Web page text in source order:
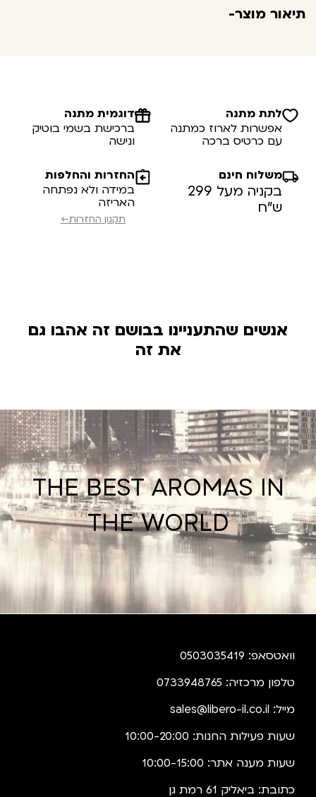
תיאור מוצר-
לתת מתנה
אפשרות לארוז כמתנה
עם כרטיס ברכה
דוגמית מתנה
ברכישת בשמי בוטיק
ונישה
משלוח חינם
בקניה מעל 299
ש”ח
החזרות והחלפות
במידה ולא נפתחה
האריזה
תקנון החזרות←
אנשים שהתעניינו בבושם זה אהבו גם
את זה
THE BEST AROMAS IN
THE WORLD
וואטסאפ: 0503035419
טלפון מרכזיה: 0733948765
מייל: sales@libero-il.co.il
שעות פעילות החנות: 10:00-20:00
שעות מענה אתר: 10:00-15:00
כתובת: ביאליק 61 רמת גן